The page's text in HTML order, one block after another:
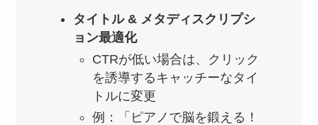
タイトル & メタディスクリプシ
ョン最適化
CTRが低い場合は、クリック
を誘導するキャッチーなタイ
トルに変更
例：「ピアノで脳を鍛える！